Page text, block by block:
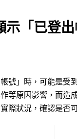
示「已登
號」時，可能是受
等原因影響，而造
際狀況，確認是否